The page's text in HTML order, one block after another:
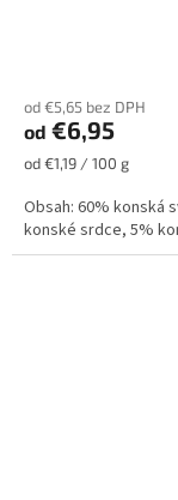
produktu
je
5,0
5
hviezdičiek.
od €5,65 bez DPH
od €6,95
Jednotková
od €1,19 / 100 g
Obsah: 60% konská
konské srdce, 5%